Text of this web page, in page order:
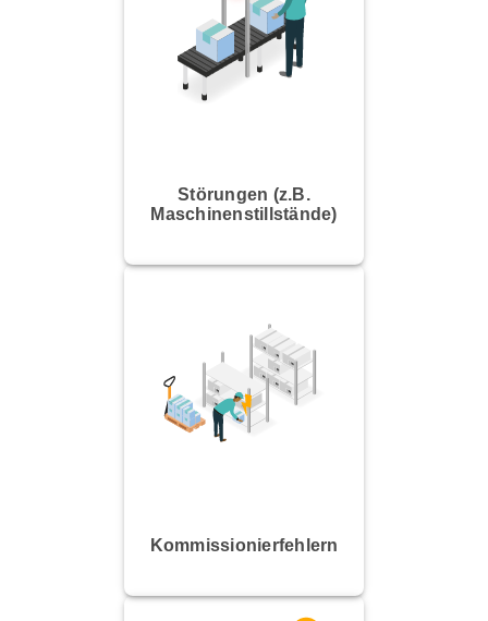
Störungen (z.B.
Maschinenstillstände)
Kommissionierfehlern